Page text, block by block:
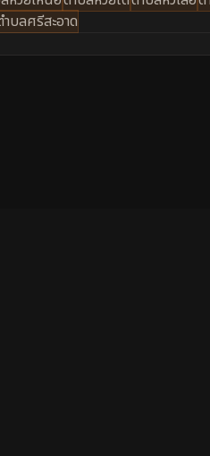
ำบลศรีสะอาด